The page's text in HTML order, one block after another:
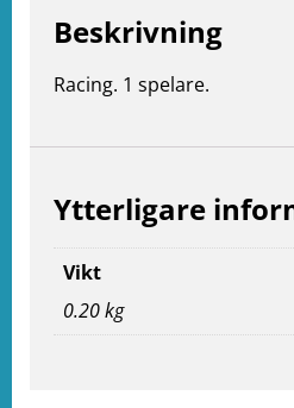
Beskrivning
Racing. 1 spelare.
Ytterligare
Vikt
0.20 kg